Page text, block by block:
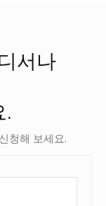
서나
.
청해 보세요.